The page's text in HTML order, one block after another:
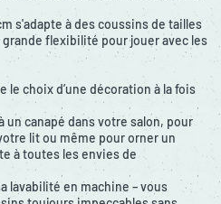
s'adapte à des coussins de tailles
flexibilité pour jouer avec les
le choix d’une décoration à la fois
un canapé dans votre salon, pour
lit ou même pour orner un
à toutes les envies de
lavabilité en machine – vous